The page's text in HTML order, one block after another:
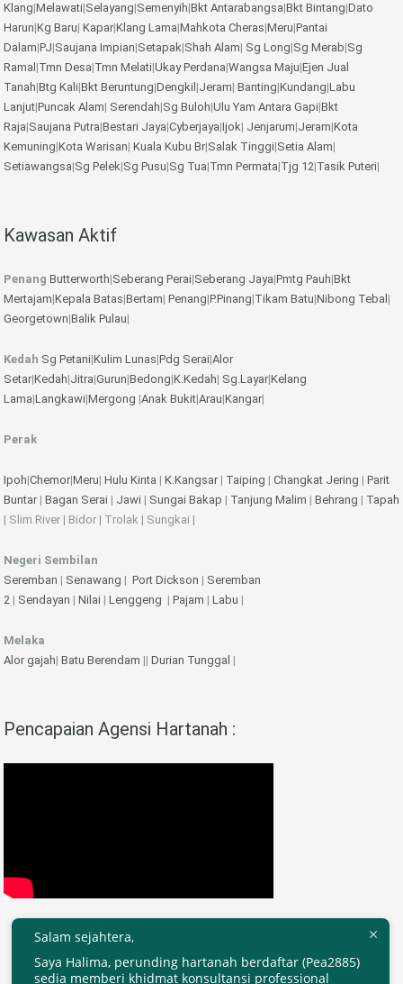
Klang|Melawati|Selayang|Semenyih|Bkt Antarabangsa|Bkt Bintang|Dato
Harun|Kg Baru| Kapar|Klang Lama|Mahkota Cheras|Meru|Pantai
Dalam|PJ|Saujana Impian|Setapak|Shah Alam| Sg Long|Sg Merab|Sg
Ramal |Tmn Desa|Tmn Melati|Ukay Perdana|Wangsa Maju|Ejen Jual
Tanah|Btg Kali|Bkt Beruntung|Dengkil |Jeram| Banting|Kundang|Labu
Lanjut|Puncak Alam| Serendah|Sg Buloh|Ulu Yam Antara Gapi|Bkt
Raja|Saujana Putra|Bestari Jaya|Cyberjaya|Ijok| Jenjarum|Jeram|Kota
Kemuning|Kota Warisan| Kuala Kubu Br|Salak Tinggi|Setia Alam|
Setiawangsa|Sg Pelek|Sg Pusu|Sg Tua|Tmn Permata|Tjg 12|Tasik Puteri|
Kawasan Aktif
Penang Butterworth|Seberang Perai|Seberang Jaya|Pmtg Pauh|Bkt
Mertajam|Kepala Batas|Bertam| Penang|P.Pinang|Tikam Batu|Nibong Tebal |
Georgetown|Balik Pulau|
Kedah Sg Petani|Kulim Lunas|Pdg Serai|Alor
Setar|Kedah|Jitra|Gurun|Bedong|K.Kedah| Sg.Layar|Kelang
Lama|Langkawi|Mergong |Anak Bukit|Arau|Kangar|
Perak
Ipoh|Chemor|Meru| Hulu Kinta | K.Kangsar| Taiping | Changkat Jering | Parit
Buntar| Bagan Serai | Jawi | Sungai Bakap | Tanjung Malim | Behrang | Tapah
| Slim River | Bidor | Trolak | Sungkai |
Negeri Sembilan
Seremban | Senawang | Port Dickson | Seremban
2 | Sendayan | Nilai | Lenggeng | Pajam | Labu |
Melaka
Alor gajah| Batu Berendam || Durian Tunggal |
Pencapaian Agensi Hartanah :
Salam sejahtera,
Saya Halima, perunding hartanah berdaftar (Pea2885)
sedia memberi khidmat konsultansi professional